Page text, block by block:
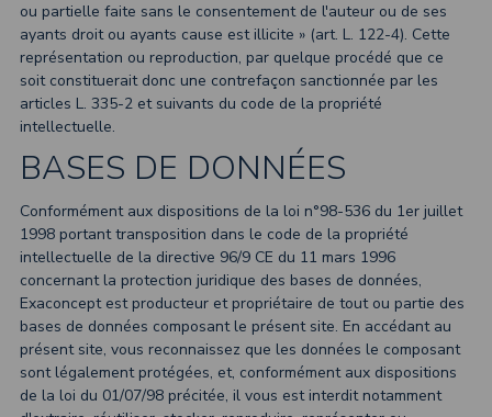
ou partielle faite sans le consentement de l'auteur ou de ses
ayants droit ou ayants cause est illicite » (art. L. 122-4). Cette
représentation ou reproduction, par quelque procédé que ce
soit constituerait donc une contrefaçon sanctionnée par les
articles L. 335-2 et suivants du code de la propriété
intellectuelle.
BASES DE DONNÉES
Conformément aux dispositions de la loi n°98-536 du 1er juillet
1998 portant transposition dans le code de la propriété
intellectuelle de la directive 96/9 CE du 11 mars 1996
concernant la protection juridique des bases de données,
Exaconcept est producteur et propriétaire de tout ou partie des
bases de données composant le présent site. En accédant au
présent site, vous reconnaissez que les données le composant
sont légalement protégées, et, conformément aux dispositions
de la loi du 01/07/98 précitée, il vous est interdit notamment